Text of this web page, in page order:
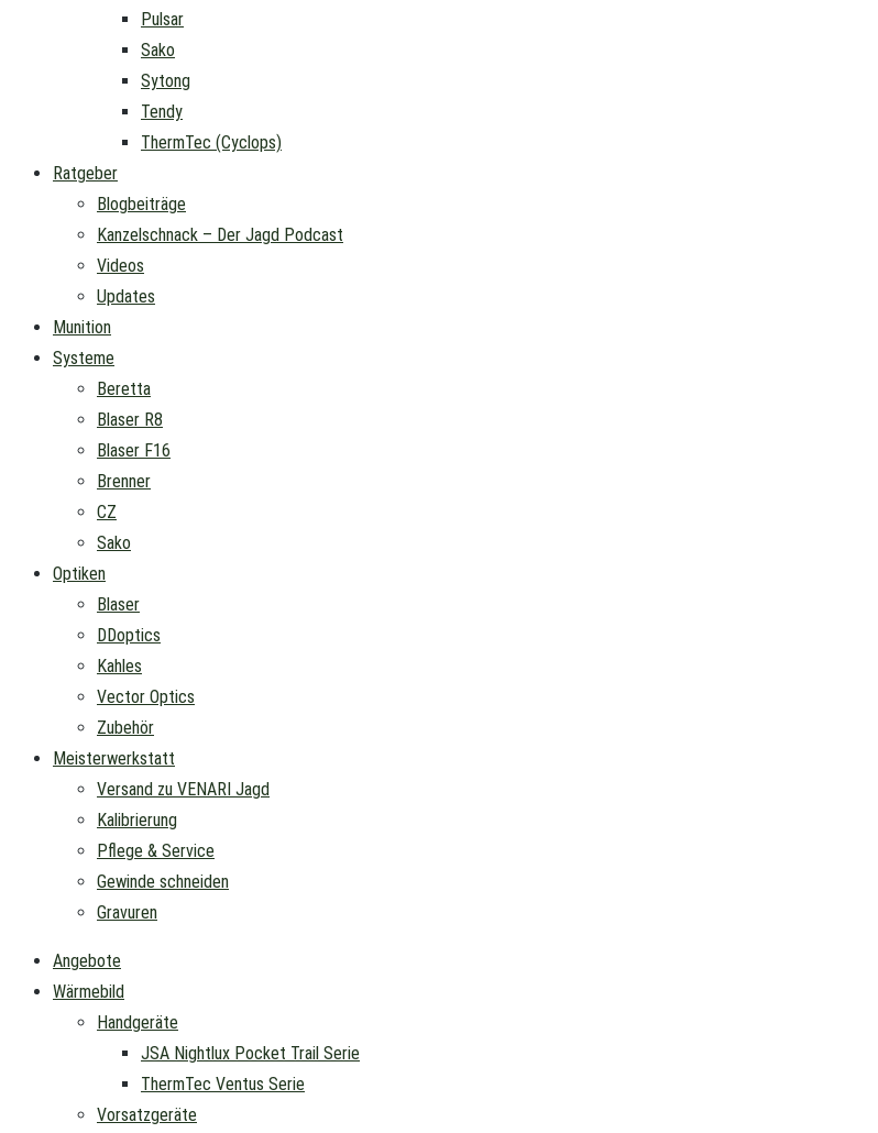
Pulsar
Sako
Sytong
Tendy
ThermTec (Cyclops)
Ratgeber
Blogbeiträge
Kanzelschnack – Der Jagd Podcast
Videos
Updates
Munition
Systeme
Beretta
Blaser R8
Blaser F16
Brenner
CZ
Sako
Optiken
Blaser
DDoptics
Kahles
Vector Optics
Zubehör
Meisterwerkstatt
Versand zu VENARI Jagd
Kalibrierung
Pflege & Service
Gewinde schneiden
Gravuren
Angebote
Wärmebild
Handgeräte
JSA Nightlux Pocket Trail Serie
ThermTec Ventus Serie
Vorsatzgeräte